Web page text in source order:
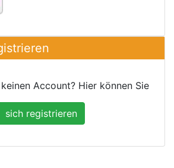
Account? Hier können Sie
sich registrieren